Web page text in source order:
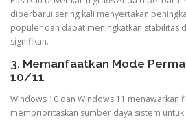
diperbarui sering kali menyertakan
populer dan dapat meningkatkan stabilitas
signifikan.
3. Memanfaatkan Mode
10/11
Windows 10 dan Windows 11 menawarkan
memprioritaskan sumber daya sistem